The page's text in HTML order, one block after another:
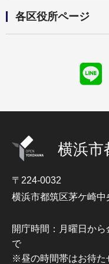
各区役所ページ
横浜市
〒224-0032
横浜市都筑区茅ケ崎中
開庁時間：月曜日か
で
※昼の時間帯はお待た